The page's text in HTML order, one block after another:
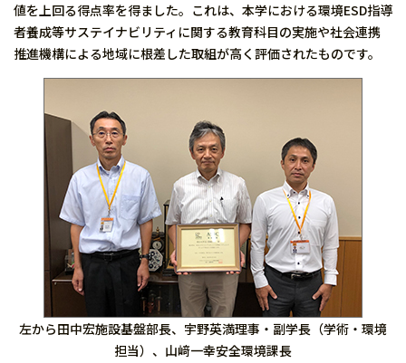
値を上回る得点率を得ました。これは、本学における環境ESD指導
者養成等サステイナビリティに関する教育科目の実施や社会連携
推進機構による地域に根差した取組が高く評価されたものです。
左から田中宏施設基盤部長、宇野英満理事・副学長（学術・環境
担当）、山﨑一幸安全環境課長